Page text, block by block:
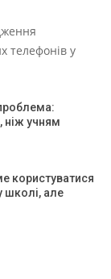
телефонів у
ніж учням
користуватися
школі, але